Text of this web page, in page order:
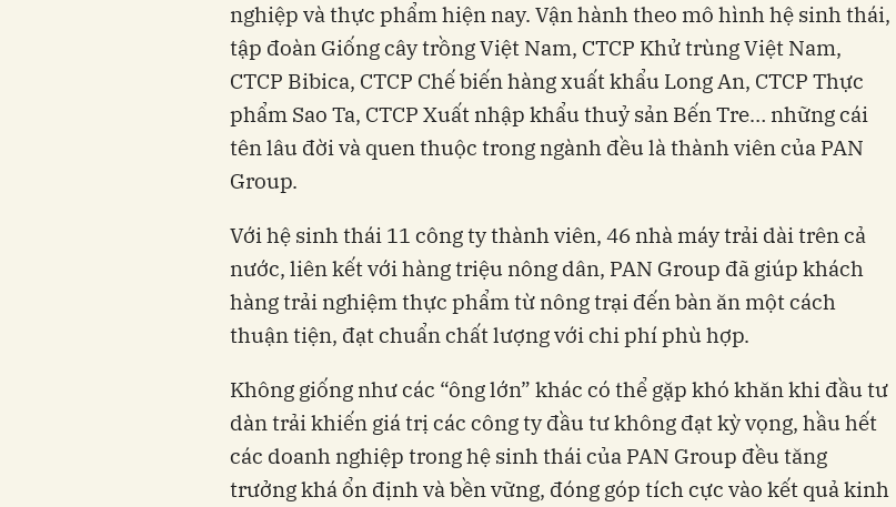
nghiệp và thực phẩm hiện nay. Vận hành theo mô hình hệ sinh thái,
tập đoàn Giống cây trồng Việt Nam, CTCP Khử trùng Việt Nam,
CTCP Bibica, CTCP Chế biến hàng xuất khẩu Long An, CTCP Thực
phẩm Sao Ta, CTCP Xuất nhập khẩu thuỷ sản Bến Tre… những cái
tên lâu đời và quen thuộc trong ngành đều là thành viên của PAN
Group.
Với hệ sinh thái 11 công ty thành viên, 46 nhà máy trải dài trên cả
nước, liên kết với hàng triệu nông dân, PAN Group đã giúp khách
hàng trải nghiệm thực phẩm từ nông trại đến bàn ăn một cách
thuận tiện, đạt chuẩn chất lượng với chi phí phù hợp.
Không giống như các “ông lớn” khác có thể gặp khó khăn khi đầu tư
dàn trải khiến giá trị các công ty đầu tư không đạt kỳ vọng, hầu hết
các doanh nghiệp trong hệ sinh thái của PAN Group đều tăng
trưởng khá ổn định và bền vững, đóng góp tích cực vào kết quả kinh